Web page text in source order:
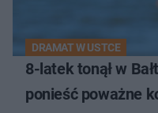
DRAMAT W USTCE
8-latek tonął w
ponieść poważne